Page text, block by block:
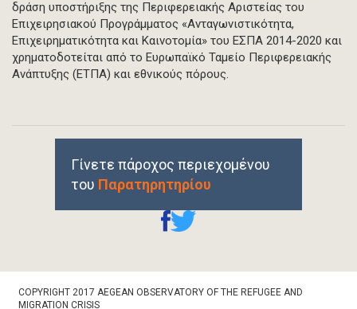
δράση υποστήριξης της Περιφερειακής Αριστείας του
Επιχειρησιακού Προγράμματος «Ανταγωνιστικότητα,
Επιχειρηματικότητα και Καινοτομία» του ΕΣΠΑ 2014-2020 και
χρηματοδοτείται από το Ευρωπαϊκό Ταμείο Περιφερειακής
Ανάπτυξης (ΕΤΠΑ) και εθνικούς πόρους.
Γίνετε πάροχος περιεχομένου
του Παρατηρητηρίου
Bottom
COPYRIGHT 2017 AEGEAN OBSERVATORY OF THE REFUGEE AND
MIGRATION CRISIS